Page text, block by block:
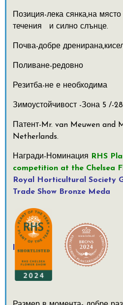
Позиция-лека сянка,на
течения и силно слънце.
Почва-добре
Поливане-редовно
Резитба-не е необходима
Зимоустойчивост -Зона 5 /-
Патент-Mr. van Meuwen and
Netherlands.
Награди-Номинация RHS
competition at the Chelsea
Royal Horticultural Society
Trade Show Bronze Meda